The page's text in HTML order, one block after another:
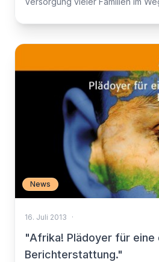
News
16. Juli 2013 ·
"Afrika! Plädoyer für
Berichterstattung."